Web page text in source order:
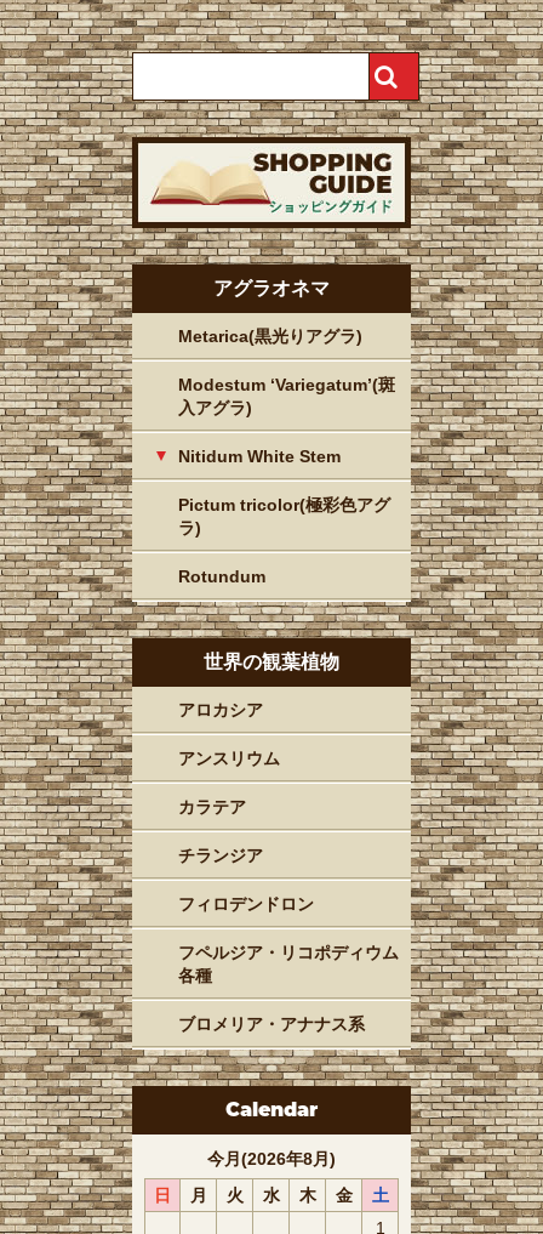
アグラオネマ
Metarica(黒光りアグラ)
Modestum ‘Variegatum’(斑
入アグラ)
Nitidum White Stem
Pictum tricolor(極彩色アグ
ラ)
Rotundum
世界の観葉植物
アロカシア
アンスリウム
カラテア
チランジア
フィロデンドロン
フペルジア・リコポディウム
各種
ブロメリア・アナナス系
Calendar
今月(2026年8月)
日
月 火 水 木 金
土
1